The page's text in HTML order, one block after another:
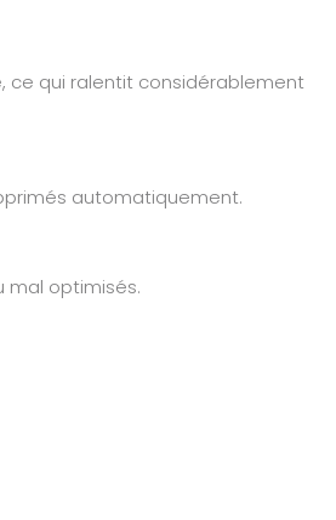
ce qui ralentit considérablement
automatiquement.
mal optimisés.